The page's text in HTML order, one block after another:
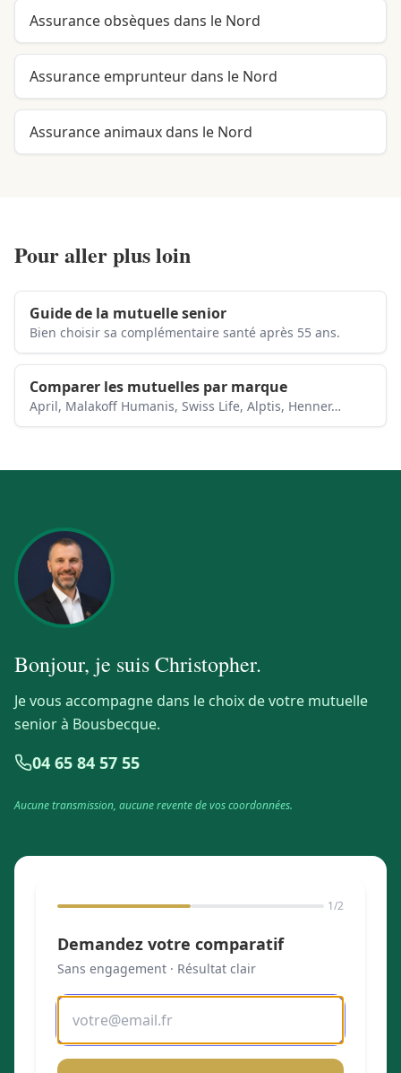
Assurance obsèques dans le Nord
Assurance emprunteur dans le Nord
Assurance animaux dans le Nord
Pour aller plus loin
Guide de la mutuelle senior
Bien choisir sa complémentaire santé après 55 ans.
Comparer les mutuelles par marque
April, Malakoff Humanis, Swiss Life, Alptis, Henner…
Bonjour, je suisChristopher.
Je vous accompagne dans le choix de votre mutuelle
senior à Bousbecque.
04 65 84 57 55
Aucune transmission, aucune revente de vos coordonnées.
1/2
Demandez votre comparatif
Sans engagement · Résultat clair